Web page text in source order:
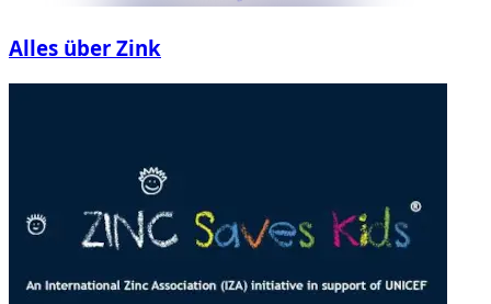
Alles über Zink